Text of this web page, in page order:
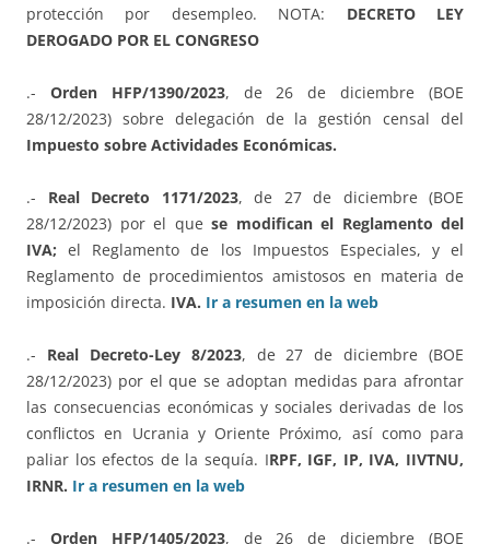
protección por desempleo. NOTA: DECRETO LEY
DEROGADO POR EL CONGRESO
.- Orden HFP/1390/2023, de 26 de diciembre (BOE
28/12/2023) sobre delegación de la gestión censal del
Impuesto sobre Actividades Económicas.
.- Real Decreto 1171/2023, de 27 de diciembre (BOE
28/12/2023) por el que se modifican el Reglamento del
IVA; el Reglamento de los Impuestos Especiales, y el
Reglamento de procedimientos amistosos en materia de
imposición directa. IVA. Ir a resumen en la web
.- Real Decreto-Ley 8/2023, de 27 de diciembre (BOE
28/12/2023) por el que se adoptan medidas para afrontar
las consecuencias económicas y sociales derivadas de los
conflictos en Ucrania y Oriente Próximo, así como para
paliar los efectos de la sequía. IRPF, IGF, IP, IVA, IIVTNU,
IRNR. Ir a resumen en la web
.- Orden HFP/1405/2023, de 26 de diciembre (BOE